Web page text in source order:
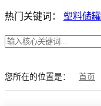
热门关键词： 塑料储
您所在的位置是： 首页